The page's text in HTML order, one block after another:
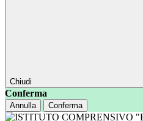
Chiudi
Conferma
Annulla Conferma